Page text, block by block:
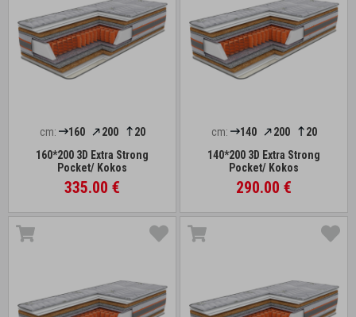
cm: 160 200
20
160*200 3D Extra Strong
Pocket/ Kokos
335.00 €
cm: 140 200
20
140*200 3D Extra Strong
Pocket/ Kokos
290.00 €